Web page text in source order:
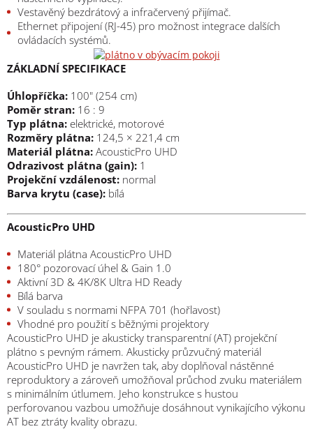
Vestavěný bezdrátový a infračervený přijímač.
Ethernet připojení (RJ-45) pro možnost integrace dalších
ovládacích systémů.
ZÁKLADNÍ SPECIFIKACE
Úhlopříčka: 100" (254 cm)
Poměr stran: 16 : 9
Typ plátna: elektrické, motorové
Rozměry plátna: 124,5 × 221,4 cm
Materiál plátna: AcousticPro UHD
Odrazivost plátna (gain): 1
Projekční vzdálenost: normal
Barva krytu (case): bílá
AcousticPro UHD
Materiál plátna AcousticPro UHD
180° pozorovací úhel & Gain 1.0
Aktivní 3D & 4K/8K Ultra HD Ready
Bílá barva
V souladu s normami NFPA 701 (hořlavost)
Vhodné pro použití s běžnými projektory
AcousticPro UHD je akusticky transparentní (AT) projekční
plátno s pevným rámem. Akusticky průzvučný materiál
AcousticPro UHD je navržen tak, aby doplňoval nástěnné
reproduktory a zároveň umožňoval průchod zvuku materiálem
s minimálním útlumem. Jeho konstrukce s hustou
perforovanou vazbou umožňuje dosáhnout vynikajícího výkonu
AT bez ztráty kvality obrazu.